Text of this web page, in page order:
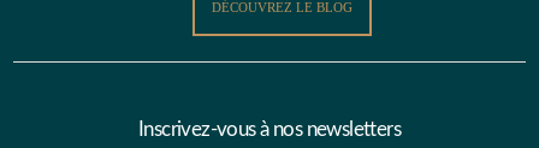
DÉCOUVREZ LE BLOG
Inscrivez-vous à nos newsletters